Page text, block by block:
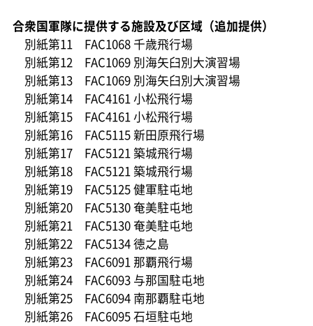
合衆国軍隊に提供する施設及び区域（追加提供）
別紙第11 FAC1068 千歳飛行場
別紙第12 FAC1069 別海矢臼別大演習場
別紙第13 FAC1069 別海矢臼別大演習場
別紙第14 FAC4161 小松飛行場
別紙第15 FAC4161 小松飛行場
別紙第16 FAC5115 新田原飛行場
別紙第17 FAC5121 築城飛行場
別紙第18 FAC5121 築城飛行場
別紙第19 FAC5125 健軍駐屯地
別紙第20 FAC5130 奄美駐屯地
別紙第21 FAC5130 奄美駐屯地
別紙第22 FAC5134 徳之島
別紙第23 FAC6091 那覇飛行場
別紙第24 FAC6093 与那国駐屯地
別紙第25 FAC6094 南那覇駐屯地
別紙第26 FAC6095 石垣駐屯地